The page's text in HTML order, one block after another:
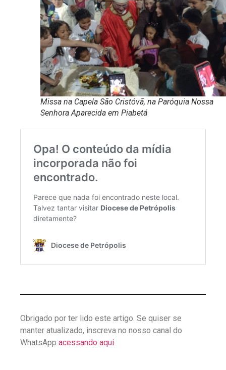
Missa na Capela São Cristóvã, na Paróquia Nossa
Senhora Aparecida em Piabetá
Obrigado por ter lido este artigo. Se quiser se
manter atualizado, inscreva no nosso canal do
WhatsApp acessando aqui